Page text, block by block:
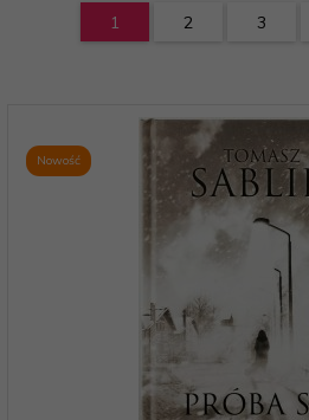
1 2 3
Nowość